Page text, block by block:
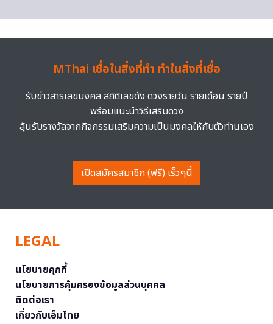
MThai เชื่อในสิ่งที่ทำ ทำในสิ่งที่เชื่อ
รับข่าวสารเลขมงคล สถิติเลขดัง ดวงรายวัน รายเดือน รายปี
พร้อมแนะนำวิธีเสริมดวง
ลุ้นรับรางวัลจากกิจกรรมเสริมความเป็นมงคลให้กับตัวท่านเอง
เปิดสมัครสมาชิก (ฟรี) เร็วๆนี้
LEGAL
นโยบายคุกกี้
นโยบายการคุ้มครองข้อมูลส่วนบุคคล
ติดต่อเรา
เกี่ยวกับเอ็มไทย